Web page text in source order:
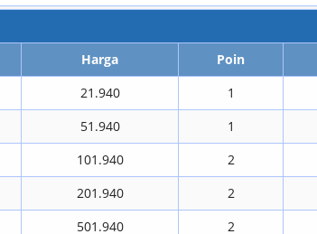
Harga Poin
21.940 1
51.940 1
101.940 2
201.940 2
501.940 2